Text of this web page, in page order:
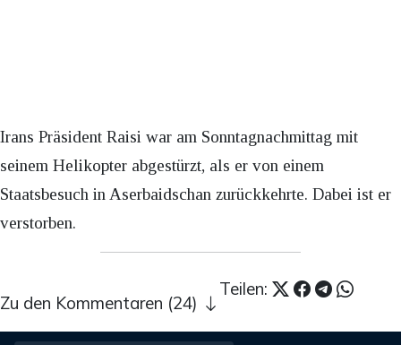
Irans Präsident Raisi war am Sonntagnachmittag mit
seinem Helikopter abgestürzt, als er von einem
Staatsbesuch in Aserbaidschan zurückkehrte. Dabei ist er
verstorben.
Teilen:
Zu den Kommentaren (24)